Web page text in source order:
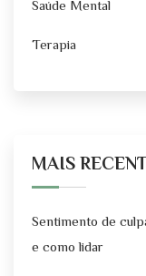
Saúde Mental
Terapia
MAIS
Sentimento de
e como lidar